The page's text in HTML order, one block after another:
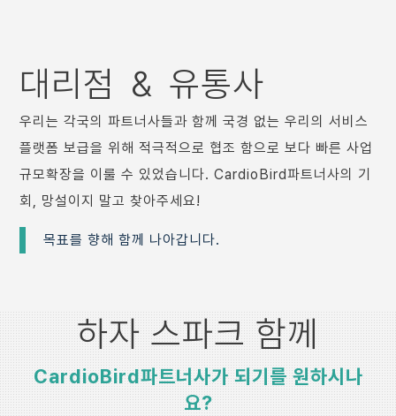
대리점 ＆ 유통사
우리는 각국의 파트너사들과 함께 국경 없는 우리의 서비스
플랫폼 보급을 위해 적극적으로 협조 함으로 보다 빠른 사업
규모확장을 이룰 수 있었습니다. CardioBird파트너사의 기
회, 망설이지 말고 찾아주세요!
목표를 향해 함께 나아갑니다.
하자 스파크 함께
CardioBird파트너사가 되기를 원하시나
요?